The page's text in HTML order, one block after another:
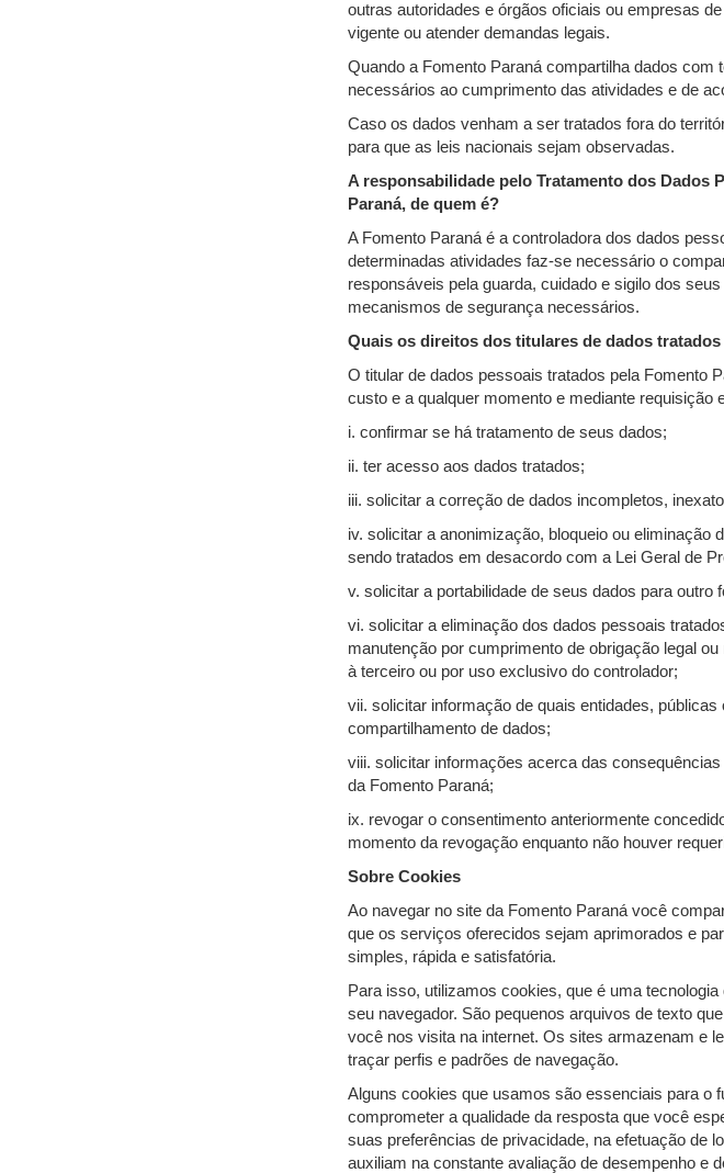
outras autoridades e órgãos oficiais ou empresas
vigente ou atender demandas legais.
Quando a Fomento Paraná compartilha dados
necessários ao cumprimento das atividades e de
Caso os dados venham a ser tratados fora do
para que as leis nacionais sejam observadas.
A responsabilidade pelo Tratamento dos Dados
Paraná, de quem é?
A Fomento Paraná é a controladora dos dados
determinadas atividades faz-se necessário o
responsáveis pela guarda, cuidado e sigilo dos
mecanismos de segurança necessários.
Quais os direitos dos titulares de dados tratados
O titular de dados pessoais tratados pela Fomento
custo e a qualquer momento e mediante requisição
i. confirmar se há tratamento de seus dados;
ii. ter acesso aos dados tratados;
iii. solicitar a correção de dados incompletos,
iv. solicitar a anonimização, bloqueio ou
sendo tratados em desacordo com a Lei Geral de
v. solicitar a portabilidade de seus dados para outro
vi. solicitar a eliminação dos dados pessoais
manutenção por cumprimento de obrigação legal
à terceiro ou por uso exclusivo do controlador;
vii. solicitar informação de quais entidades,
compartilhamento de dados;
viii. solicitar informações acerca das
da Fomento Paraná;
ix. revogar o consentimento anteriormente
momento da revogação enquanto não houver
Sobre Cookies
Ao navegar no site da Fomento Paraná você
que os serviços oferecidos sejam aprimorados e
simples, rápida e satisfatória.
Para isso, utilizamos cookies, que é uma
seu navegador. São pequenos arquivos de texto
você nos visita na internet. Os sites armazenam e
traçar perfis e padrões de navegação.
Alguns cookies que usamos são essenciais para o
comprometer a qualidade da resposta que você
suas preferências de privacidade, na efetuação de
auxiliam na constante avaliação de desempenho e